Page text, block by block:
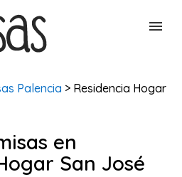
Palencia > Residencia Hogar
en
San José